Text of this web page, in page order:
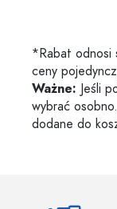
*Rabat odnosi
ceny
Ważne: Jeśli
wybrać
dodane do